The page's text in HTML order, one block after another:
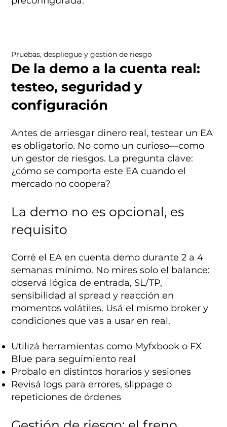
Pruebas, despliegue y gestión de riesgo
De la demo a la cuenta real:
testeo, seguridad y
configuración
Antes de arriesgar dinero real, testear un EA
es obligatorio. No como un curioso—como
un gestor de riesgos. La pregunta clave:
¿cómo se comporta este EA cuando el
mercado no coopera?
La demo no es opcional, es
requisito
Corré el EA en cuenta demo durante 2 a 4
semanas mínimo. No mires solo el balance:
observá lógica de entrada, SL/TP,
sensibilidad al spread y reacción en
momentos volátiles. Usá el mismo broker y
condiciones que vas a usar en real.
Utilizá herramientas como Myfxbook o FX
Blue para seguimiento real
Probalo en distintos horarios y sesiones
Revisá logs para errores, slippage o
repeticiones de órdenes